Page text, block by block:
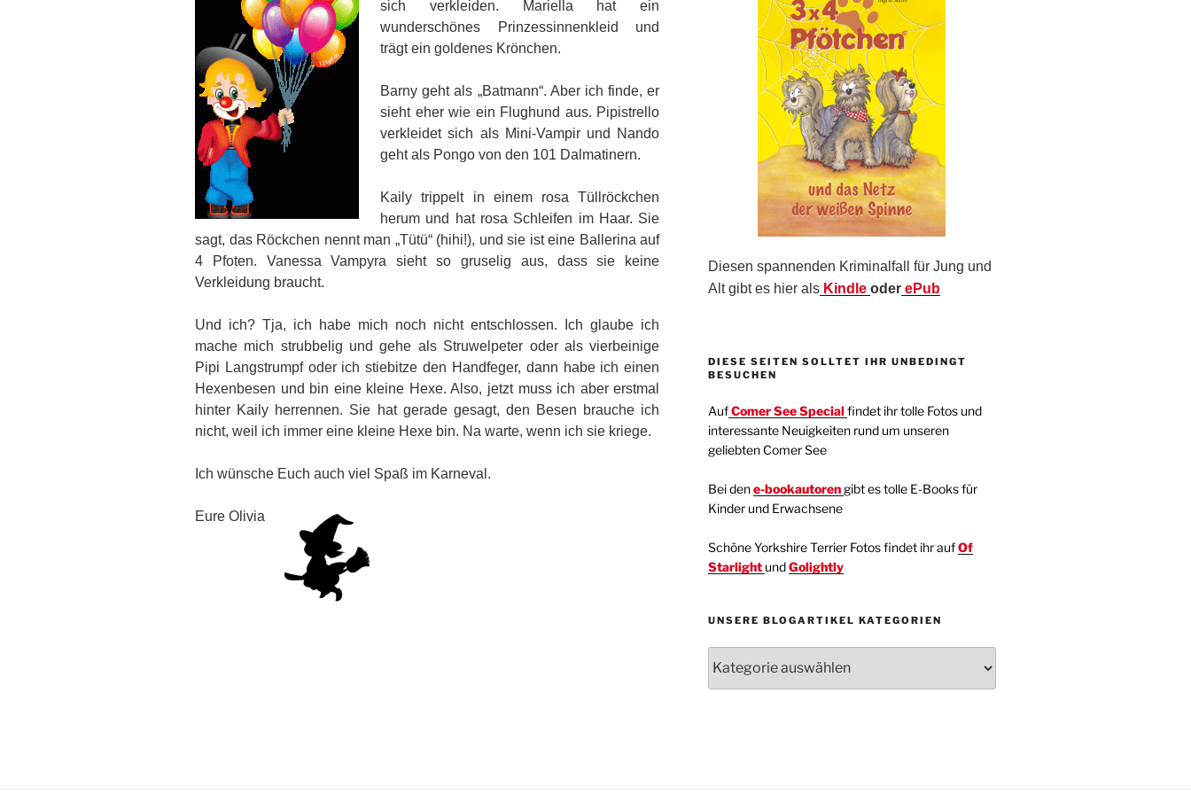
sich verkleiden. Mariella hat ein
wunderschönes Prinzessinnenkleid und
trägt ein goldenes Krönchen.
Barny geht als „Batmann“. Aber ich finde, er
sieht eher wie ein Flughund aus. Pipistrello
verkleidet sich als Mini-Vampir und Nando
geht als Pongo von den 101 Dalmatinern.
Kaily trippelt in einem rosa Tüllröckchen
herum und hat rosa Schleifen im Haar. Sie
sagt, das Röckchen nennt man „Tütü“ (hihi!), und sie ist eine Ballerina auf
4 Pfoten. Vanessa Vampyra sieht so gruselig aus, dass sie keine
Verkleidung braucht.
Und ich? Tja, ich habe mich noch nicht entschlossen. Ich glaube ich
mache mich strubbelig und gehe als Struwelpeter oder als vierbeinige
Pipi Langstrumpf oder ich stiebitze den Handfeger, dann habe ich einen
Hexenbesen und bin eine kleine Hexe. Also, jetzt muss ich aber erstmal
hinter Kaily herrennen. Sie hat gerade gesagt, den Besen brauche ich
nicht, weil ich immer eine kleine Hexe bin. Na warte, wenn ich sie kriege.
Ich wünsche Euch auch viel Spaß im Karneval.
Eure Olivia
Diesen spannenden Kriminalfall für Jung und
Alt gibt es hier alsKindle oder ePub
DIESE SEITEN SOLLTET IHR UNBEDINGT
BESUCHEN
AufComer See Specialfindet ihr tolle Fotos und
interessante Neuigkeiten rund um unseren
geliebten Comer See
Bei den e-bookautoren gibt es tolle E-Books für
Kinder und Erwachsene
Schöne Yorkshire Terrier Fotos findet ihr aufOf
Starlight undGolightly
UNSERE BLOGARTIKEL KATEGORIEN
Blogartikel
Kategorien